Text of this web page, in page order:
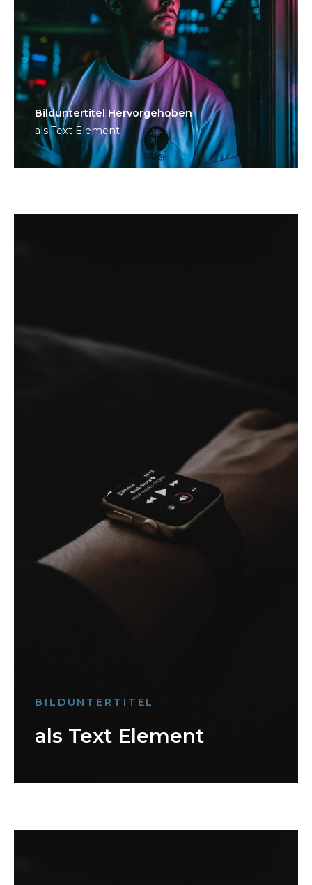
Bild­unter­titel Hervorgehoben
als Text Element
BILDUNTERTITEL
als Text Element